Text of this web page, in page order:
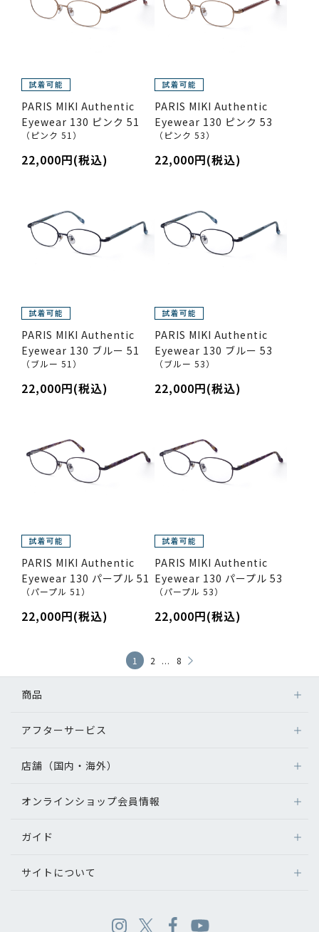
PARIS MIKI Authentic
Eyewear 130 ピンク 51
（ピンク 51）
22,000円(税込)
PARIS MIKI Authentic
Eyewear 130 ピンク 53
（ピンク 53）
22,000円(税込)
PARIS MIKI Authentic
Eyewear 130 ブルー 51
（ブルー 51）
22,000円(税込)
PARIS MIKI Authentic
Eyewear 130 ブルー 53
（ブルー 53）
22,000円(税込)
PARIS MIKI Authentic
Eyewear 130 パープル 51
（パープル 51）
22,000円(税込)
PARIS MIKI Authentic
Eyewear 130 パープル 53
（パープル 53）
22,000円(税込)
1 2 ... 8
商品
アフターサービス
店舗（国内・海外）
オンラインショップ会員情報
ガイド
サイトについて